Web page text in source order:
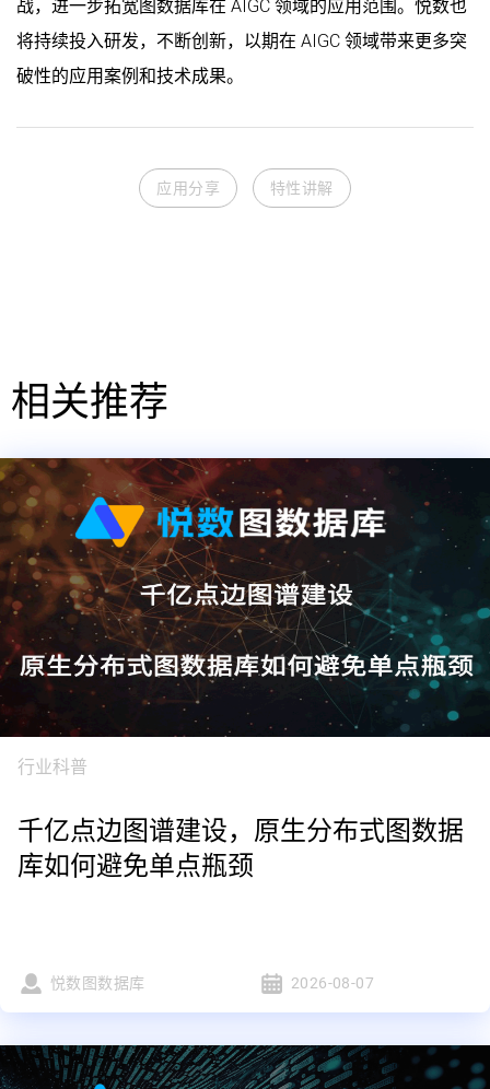
战，进一步拓宽图数据库在 AIGC 领域的应用范围。悦数也
将持续投入研发，不断创新，以期在 AIGC 领域带来更多突
破性的应用案例和技术成果。
应用分享 特性讲解
相关推荐
行业科普
千亿点边图谱建设，原生分布式图数据
库如何避免单点瓶颈
悦数图数据库 2026-08-07